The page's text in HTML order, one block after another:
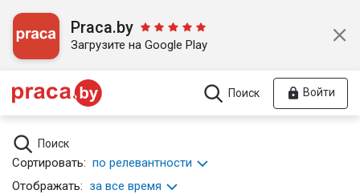
Praca.by
Загрузите на Google Play
Поиск Войти
Поиск
Сортировать: по релевантности
Отображать: за все время